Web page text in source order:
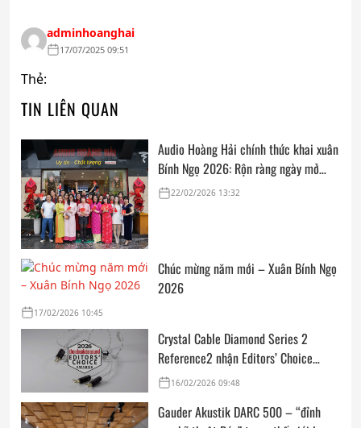
adminhoanghai
17/07/2025 09:51
Thẻ:
TIN LIÊN QUAN
Audio Hoàng Hải chính thức khai xuân
Bính Ngọ 2026: Rộn ràng ngày mở
cửa, trọn vẹn lời chúc đầu năm
22/02/2026 13:32
Chúc mừng năm mới – Xuân Bính Ngọ
2026
17/02/2026 10:45
Crystal Cable Diamond Series 2
Reference2 nhận Editors’ Choice
Award: Dedicated Audio 2026 từ The
16/02/2026 09:48
Gauder Akustik DARC 500 – “đỉnh